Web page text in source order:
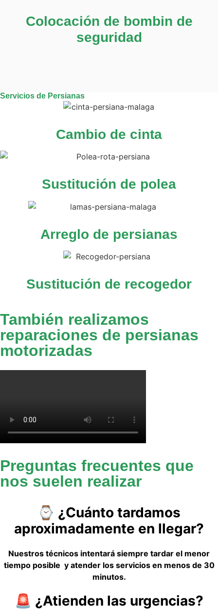
Colocación de bombin de
seguridad
Servicios de Persianas
Cambio de cinta
Sustitución de polea
Arreglo de persianas
Sustitución de recogedor
También realizamos
reparaciones de persianas
motorizadas
Preguntas frecuentes que
nos suelen realizar
⌚ ¿Cuánto tardamos
aproximadamente en llegar?
Nuestros técnicos intentará siempre tardar el menor
tiempo posible y atender los servicios en menos de 30
minutos.
🚨 ¿Atienden las urgencias?